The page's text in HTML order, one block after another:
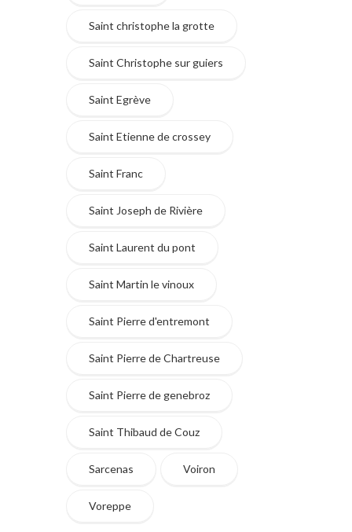
Saint christophe la grotte
Saint Christophe sur guiers
Saint Egrève
Saint Etienne de crossey
Saint Franc
Saint Joseph de Rivière
Saint Laurent du pont
Saint Martin le vinoux
Saint Pierre d'entremont
Saint Pierre de Chartreuse
Saint Pierre de genebroz
Saint Thibaud de Couz
Sarcenas Voiron
Voreppe